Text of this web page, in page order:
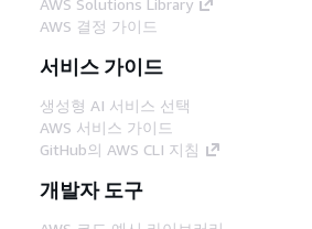
AWS 결정 가이드
서비스 가이드
생성형 AI 서비스 선택
AWS 서비스 가이드
GitHub의 AWS CLI 지침
개발자 도구